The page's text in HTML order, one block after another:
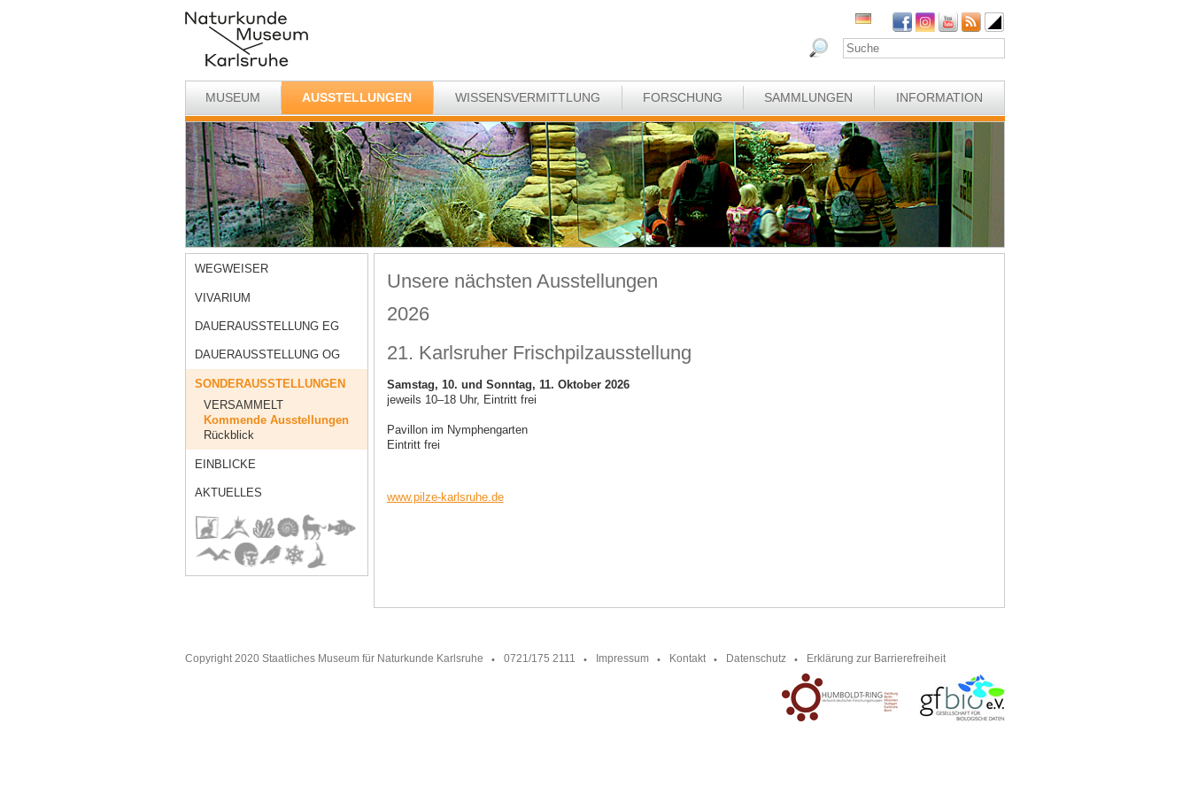
MUSEUM AUSSTELLUNGEN WISSENSVERMITTLUNG FORSCHUNG SAMMLUNGEN INFORMATION
WEGWEISER
VIVARIUM
DAUERAUSSTELLUNG EG
DAUERAUSSTELLUNG OG
SONDERAUSSTELLUNGEN
VERSAMMELT
Kommende Ausstellungen
Rückblick
EINBLICKE
AKTUELLES
Unsere nächsten Ausstellungen
2026
21. Karlsruher Frischpilzausstellung
Samstag, 10. und Sonntag, 11. Oktober 2026
jeweils 10–18 Uhr, Eintritt frei
Pavillon im Nymphengarten
Eintritt frei
www.pilze-karlsruhe.de
Copyright 2020 Staatliches Museum für Naturkunde Karlsruhe 0721/175 2111 Impressum Kontakt Datenschutz Erklärung zur Barrierefreiheit